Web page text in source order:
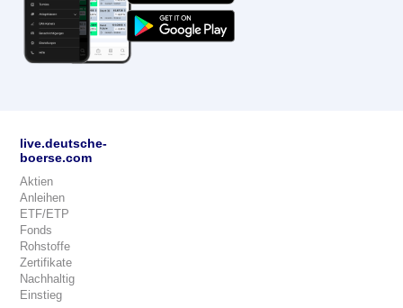
live.deutsche-
boerse.com
Aktien
Anleihen
ETF/ETP
Fonds
Rohstoffe
Zertifikate
Nachhaltig
Einstieg